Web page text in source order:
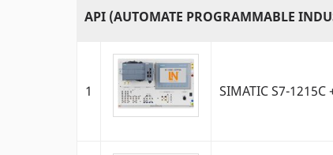
API (AUTOMATE PROGRAMMABLE
1 SIMATIC S7-1215C